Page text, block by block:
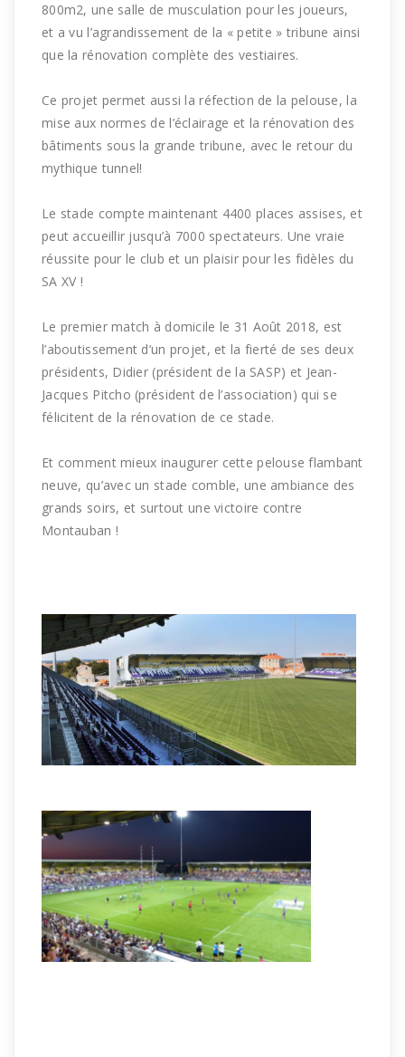
800m2, une salle de musculation pour les joueurs,
et a vu l’agrandissement de la « petite » tribune ainsi
que la rénovation complète des vestiaires.
Ce projet permet aussi la réfection de la pelouse, la
mise aux normes de l’éclairage et la rénovation des
bâtiments sous la grande tribune, avec le retour du
mythique tunnel!
Le stade compte maintenant 4400 places assises, et
peut accueillir jusqu’à 7000 spectateurs. Une vraie
réussite pour le club et un plaisir pour les fidèles du
SA XV !
Le premier match à domicile le 31 Août 2018, est
l’aboutissement d’un projet, et la fierté de ses deux
présidents, Didier (président de la SASP) et Jean-
Jacques Pitcho (président de l’association) qui se
félicitent de la rénovation de ce stade.
Et comment mieux inaugurer cette pelouse flambant
neuve, qu’avec un stade comble, une ambiance des
grands soirs, et surtout une victoire contre
Montauban !